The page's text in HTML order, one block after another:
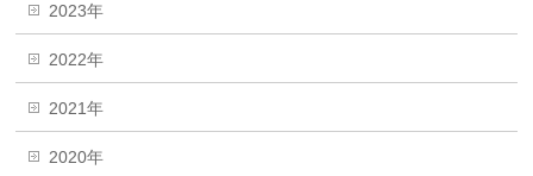
2023年
2022年
2021年
2020年